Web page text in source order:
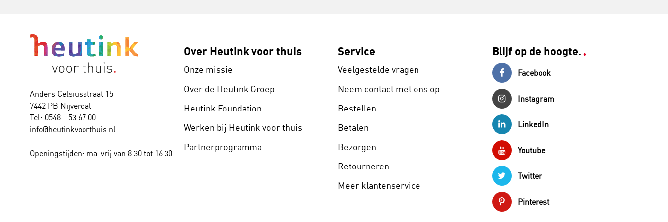
Anders Celsiusstraat 15
7442 PB Nijverdal
Tel: 0548 - 53 67 00
info@heutinkvoorthuis.nl
Openingstijden: ma-vrij van 8.30 tot 16.30
Over Heutink voor thuis
Onze missie
Over de Heutink Groep
Heutink Foundation
Werken bij Heutink voor thuis
Partnerprogramma
Service
Veelgestelde vragen
Neem contact met ons op
Bestellen
Betalen
Bezorgen
Retourneren
Meer klantenservice
Blijf op de hoogte.
Facebook
Instagram
LinkedIn
Youtube
Twitter
Pinterest